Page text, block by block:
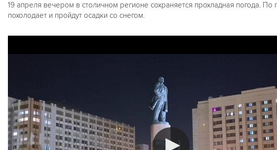
19 апреля вечером в столичном регионе сохраняется прохладная погода.
похолодает и пройдут осадки со снегом.